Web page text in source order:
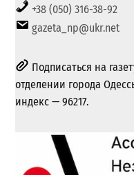
+38 (050) 316-38-92
gazeta_np@ukr.net
Подписаться на
отделении города
индекс — 96217.